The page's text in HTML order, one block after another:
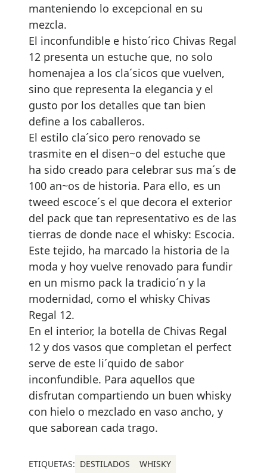
manteniendo lo excepcional en su
mezcla.
El inconfundible e histo´rico Chivas Regal
12 presenta un estuche que, no solo
homenajea a los cla´sicos que vuelven,
sino que representa la elegancia y el
gusto por los detalles que tan bien
define a los caballeros.
El estilo cla´sico pero renovado se
trasmite en el disen~o del estuche que
ha sido creado para celebrar sus ma´s de
100 an~os de historia. Para ello, es un
tweed escoce´s el que decora el exterior
del pack que tan representativo es de las
tierras de donde nace el whisky: Escocia.
Este tejido, ha marcado la historia de la
moda y hoy vuelve renovado para fundir
en un mismo pack la tradicio´n y la
modernidad, como el whisky Chivas
Regal 12.
En el interior, la botella de Chivas Regal
12 y dos vasos que completan el perfect
serve de este li´quido de sabor
inconfundible. Para aquellos que
disfrutan compartiendo un buen whisky
con hielo o mezclado en vaso ancho, y
que saborean cada trago.
ETIQUETAS: DESTILADOS WHISKY